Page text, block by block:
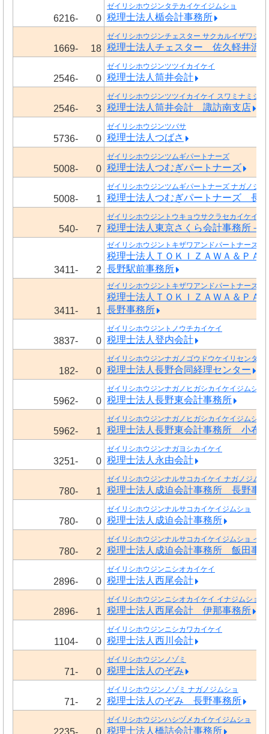
6216- 0
ゼイリシホウジンタテカイケイジムショ
税理士法人楯会計事務所
1669- 18
ゼイリシホウジンチェスター サクカルイザワジム
税理士法人チェスター 佐久軽井沢
2546- 0
ゼイリシホウジンツツイカイケイ
税理士法人筒井会計
2546- 3
ゼイリシホウジンツツイカイケイ スワミナミシテ
税理士法人筒井会計 諏訪南支店
5736- 0
ゼイリシホウジンツバサ
税理士法人つばさ
5008- 0
ゼイリシホウジンツムギパートナーズ
税理士法人つむぎパートナーズ
5008- 1
ゼイリシホウジンツムギパートナーズ ナガノジム
税理士法人つむぎパートナーズ 長
540- 7
ゼイリシホウジントウキョウサクラセカイケイジ
税理士法人東京さくら会計事務所－
3411- 2
ゼイリシホウジントキザワアンドパートナーズ ナ
税理士法人ＴＯＫＩＺＡＷＡ＆Ｐ
長野駅前事務所
3411- 1
ゼイリシホウジントキザワアンドパートナーズ ナ
税理士法人ＴＯＫＩＺＡＷＡ＆Ｐ
長野事務所
3837- 0
ゼイリシホウジントノウチカイケイ
税理士法人登内会計
182- 0
ゼイリシホウジンナガノゴウドウケイリセンター
税理士法人長野合同経理センター
5962- 0
ゼイリシホウジンナガノヒガシカイケイジムショ
税理士法人長野東会計事務所
5962- 1
ゼイリシホウジンナガノヒガシカイケイジムショ
税理士法人長野東会計事務所 小布
3251- 0
ゼイリシホウジンナガヨシカイケイ
税理士法人永由会計
780- 1
ゼイリシホウジンナルサコカイケイ ナガノジムシ
税理士法人成迫会計事務所 長野事
780- 0
ゼイリシホウジンナルサコカイケイジムショ
税理士法人成迫会計事務所
780- 2
ゼイリシホウジンナルサコカイケイジムショ イイ
税理士法人成迫会計事務所 飯田事
2896- 0
ゼイリシホウジンニシオカイケイ
税理士法人西尾会計
2896- 1
ゼイリシホウジンニシオカイケイ イナジムショ
税理士法人西尾会計 伊那事務所
1104- 0
ゼイリシホウジンニシカワカイケイ
税理士法人西川会計
71- 0
ゼイリシホウジンノゾミ
税理士法人のぞみ
71- 2
ゼイリシホウジンノゾミ ナガノジムショ
税理士法人のぞみ 長野事務所
ゼイリシホウジンハシヅメカイケイジムショ
税理士法人橋詰会計事務所